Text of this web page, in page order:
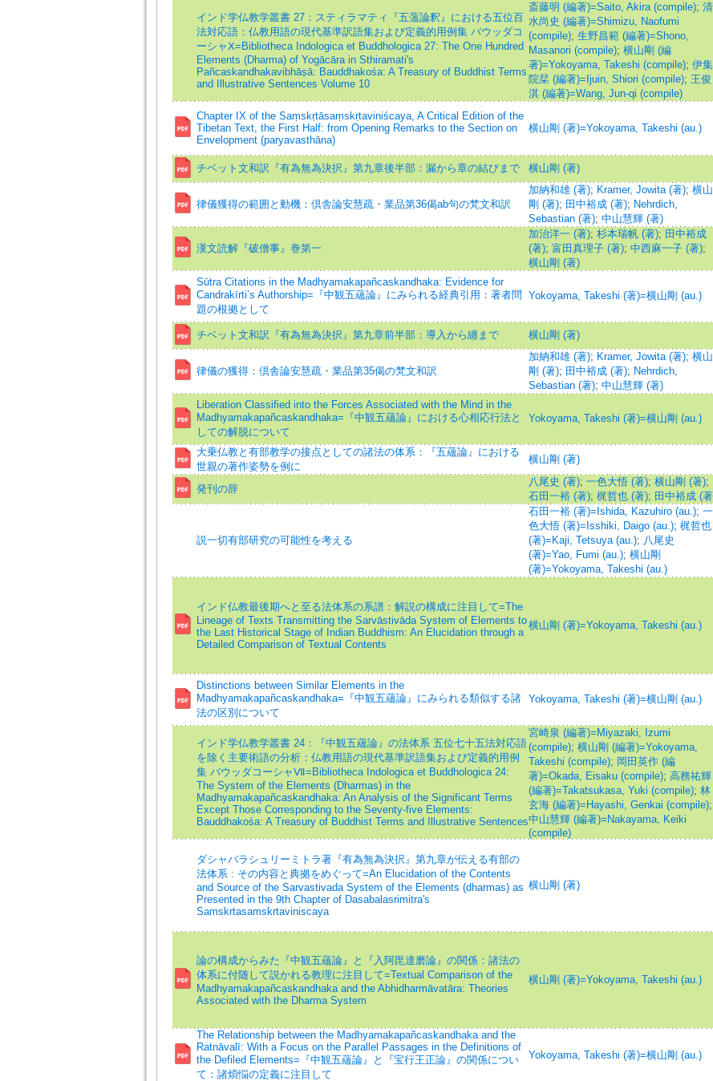
インド学仏教学叢書 27：スティラマティ『五薀論釈』における五位百
法対応語：仏教用語の現代基準訳語集および定義的用例集 バウッダコ
ーシャⅩ=Bibliotheca Indologica et Buddhologica 27: The One Hundred
Elements (Dharma) of Yogācāra in Sthiramati's
Pañcaskandhakavibhāṣā: Bauddhakośa: A Treasury of Buddhist Terms
and Illustrative Sentences Volume 10
斎藤明 (編著)=Saito, Akira (compile); 清
水尚史 (編著)=Shimizu, Naofumi
(compile); 生野昌範 (編著)=Shono,
Masanori (compile); 横山剛 (編
著)=Yokoyama, Takeshi (compile); 伊集
院栞 (編著)=Ijuin, Shiori (compile); 王俊
淇 (編著)=Wang, Jun-qi (compile)
Chapter IX of the Saṃskṛtāsaṃskṛtaviniścaya, A Critical Edition of the
Tibetan Text, the First Half: from Opening Remarks to the Section on
Envelopment (paryavasthāna)
横山剛 (著)=Yokoyama, Takeshi (au.)
チベット文和訳『有為無為決択』第九章後半部：漏から章の結びまで 横山剛 (著)
律儀獲得の範囲と動機：倶舎論安慧疏・業品第36偈ab句の梵文和訳
加納和雄 (著); Kramer, Jowita (著); 横山
剛 (著); 田中裕成 (著); Nehrdich,
Sebastian (著); 中山慧輝 (著)
漢文読解『破僧事』巻第一
加治洋一 (著); 杉本瑞帆 (著); 田中裕成
(著); 富田真理子 (著); 中西麻一子 (著);
横山剛 (著)
Sūtra Citations in the Madhyamakapañcaskandhaka: Evidence for
Candrakīrti’s Authorship=『中観五蘊論』にみられる経典引用：著者問
題の根拠として
Yokoyama, Takeshi (著)=横山剛 (au.)
チベット文和訳『有為無為決択』第九章前半部：導入から纏まで 横山剛 (著)
律儀の獲得：倶舎論安慧疏・業品第35偈の梵文和訳
加納和雄 (著); Kramer, Jowita (著); 横山
剛 (著); 田中裕成 (著); Nehrdich,
Sebastian (著); 中山慧輝 (著)
Liberation Classified into the Forces Associated with the Mind in the
Madhyamakapañcaskandhaka=『中観五蘊論』における心相応行法と
しての解脱について
Yokoyama, Takeshi (著)=横山剛 (au.)
大乗仏教と有部教学の接点としての諸法の体系：『五蘊論』における
世親の著作姿勢を例に
横山剛 (著)
発刊の辞
八尾史 (著); 一色大悟 (著); 横山剛 (著);
石田一裕 (著); 梶哲也 (著); 田中裕成 (
説一切有部研究の可能性を考える
石田一裕 (著)=Ishida, Kazuhiro (au.); 一
色大悟 (著)=Isshiki, Daigo (au.); 梶哲也
(著)=Kaji, Tetsuya (au.); 八尾史
(著)=Yao, Fumi (au.); 横山剛
(著)=Yokoyama, Takeshi (au.)
インド仏教最後期へと至る法体系の系譜：解説の構成に注目して=The
Lineage of Texts Transmitting the Sarvāstivāda System of Elements to
the Last Historical Stage of Indian Buddhism: An Elucidation through a
Detailed Comparison of Textual Contents
横山剛 (著)=Yokoyama, Takeshi (au.)
Distinctions between Similar Elements in the
Madhyamakapañcaskandhaka=『中観五蘊論』にみられる類似する諸
法の区別について
Yokoyama, Takeshi (著)=横山剛 (au.)
インド学仏教学叢書 24：『中観五蘊論』の法体系 五位七十五法対応語
を除く主要術語の分析：仏教用語の現代基準訳語集および定義的用例
集 バウッダコーシャⅦ=Bibliotheca Indologica et Buddhologica 24:
The System of the Elements (Dharmas) in the
Madhyamakapañcaskandhaka: An Analysis of the Significant Terms
Except Those Corresponding to the Seventy-five Elements:
Bauddhakośa: A Treasury of Buddhist Terms and Illustrative Sentences
宮崎泉 (編著)=Miyazaki, Izumi
(compile); 横山剛 (編著)=Yokoyama,
Takeshi (compile); 岡田英作 (編
著)=Okada, Eisaku (compile); 高務祐輝
(編著)=Takatsukasa, Yuki (compile); 林
玄海 (編著)=Hayashi, Genkai (compile);
中山慧輝 (編著)=Nakayama, Keiki
(compile)
ダシャバラシュリーミトラ著『有為無為決択』第九章が伝える有部の
法体系 : その内容と典拠をめぐって=An Elucidation of the Contents
and Source of the Sarvastivada System of the Elements (dharmas) as
Presented in the 9th Chapter of Dasabalasrimitra's
Samskrtasamskrtaviniscaya
横山剛 (著)
論の構成からみた『中観五蘊論』と『入阿毘達磨論』の関係：諸法の
体系に付随して説かれる教理に注目して=Textual Comparison of the
Madhyamakapañcaskandhaka and the Abhidharmāvatāra: Theories
Associated with the Dharma System
横山剛 (著)=Yokoyama, Takeshi (au.)
The Relationship between the Madhyamakapañcaskandhaka and the
Ratnāvalī: With a Focus on the Parallel Passages in the Definitions of
the Defiled Elements=『中観五蘊論』と『宝行王正論』の関係につい
て：諸煩悩の定義に注目して
Yokoyama, Takeshi (著)=横山剛 (au.)